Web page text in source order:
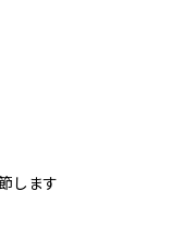
します